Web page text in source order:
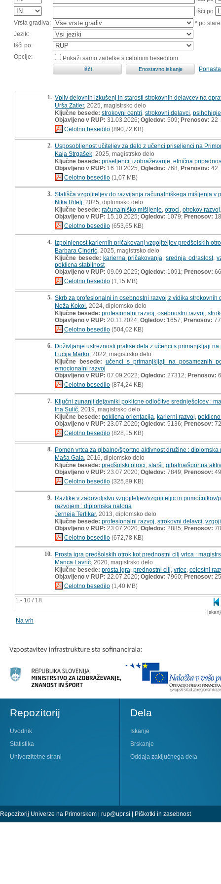
išči po
Vrsta gradiva:
* po
Jezik:
Išči po:
Opcije:
Prikaži samo zadetke s celotnim besedilom
1 - 10 / 18
1. Vpliv delovnih izkušenj in starosti strokovnih delavcev na
Urša Zatler, 2025, magistrsko delo
Ključne besede: strokovni centri strokovni delavci
Objavljeno v RUP: 31.03.2026; Ogledov: 509; Prenosov: 22
Celotno besedilo (890,72 KB)
2. Usposobljenost učiteljev za delo z učenci priseljenci na
Kaja Strgašek , 2025, magistrsko delo
Ključne besede: priseljenci izobraževanje etnična
Objavljeno v RUP: 16.10.2025; Ogledov: 768; Prenosov: 42
Celotno besedilo (1,07 MB)
3. Stališča vzgojiteljev do razvijanja računalniškega mišljenja v
Nika Rifelj , 2025, diplomsko delo
Ključne besede: računalniško mišljenje otroci otrokov razvoj
Objavljeno v RUP: 15.10.2025; Ogledov: 1079; Prenosov: 18
Celotno besedilo (653,65 KB)
4. Izpolnjenost kariernih pričakovanj vzgojiteljev predšolskih
Barbara Cindrić , 2025, magistrsko delo
Ključne besede: karierna pričakovanja srednja odraslost,
poklicna stabilnost
Objavljeno v RUP: 09.09.2025; Ogledov: 1091; Prenosov: 66
Celotno besedilo (1,15 MB)
5. Skrb za profesionalni in osebnostni razvoj z vidika strokovnih
Neža Kokol , 2024, diplomsko delo
Ključne besede: profesionalni razvoj osebnostni razvoj
Objavljeno v RUP: 20.11.2024; Ogledov: 1657; Prenosov: 77
Celotno besedilo (504,02 KB)
6. Doživljanje ustreznosti prakse dela z učenci s primanjkljaji
Lucija Marko , 2022, magistrsko delo
Ključne besede: učenci s primanjkljaji na posameznih
emocionalni razvoj
Objavljeno v RUP: 07.09.2022; Ogledov: 27312; Prenosov:
Celotno besedilo (874,24 KB)
7. Ključni zunanji dejavniki poklicne odločitve srednješolcev :
Ina Sulič , 2019, magistrsko delo
Ključne besede: poklicna orientacija karierni razvoj
Objavljeno v RUP: 23.07.2020; Ogledov: 5136; Prenosov: 72
Celotno besedilo (828,15 KB)
8. Pomen vrtca za gibalno/športno aktivnost družine : diplomska
Maša Gala , 2016, diplomsko delo
Ključne besede: predšolski otroci starši gibalna/športna
Objavljeno v RUP: 23.07.2020; Ogledov: 7849; Prenosov: 49
Celotno besedilo (325,89 KB)
9. Razlike v zadovoljstvu vzgojiteljev/vzgojiteljic in
razvojem : diplomska naloga
Jerneja Terlikar, 2013, diplomsko delo
Ključne besede: profesionalni razvoj strokovni delavci
Objavljeno v RUP: 23.07.2020; Ogledov: 2885; Prenosov: 70
Celotno besedilo (672,78 KB)
10. Prosta igra predšolskih otrok kot prednostni cilj vrtca :
Manca Lavrič , 2020, magistrsko delo
Ključne besede: prosta igra prednostni cilj vrtec celostni
Objavljeno v RUP: 22.07.2020; Ogledov: 7960; Prenosov:
Celotno besedilo (1,40 MB)
Na vrh
Repozitorij
Uvodnik
Statistika
Univerzitetne strani
Dela
Iskanje
Brskanje
Oddaja zaključnega dela
Repozitorij Univerze na Primorskem | rup@upr.si | Piškotki in zasebnost